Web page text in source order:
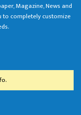
Magazine, News and
to completely customize